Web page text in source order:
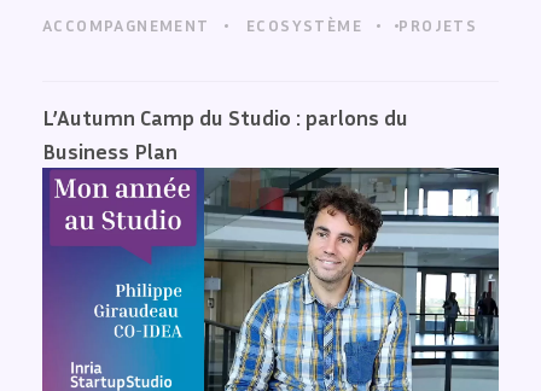
ACCOMPAGNEMENT ECOSYSTÈME PROJETS
L’Autumn Camp du Studio : parlons du
Business Plan